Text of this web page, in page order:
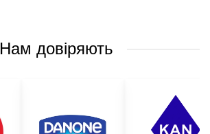
Нам довіряють